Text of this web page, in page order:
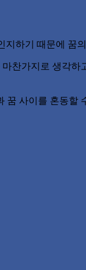
하기 때문에 꿈
찬가지로 생각
꿈 사이를 혼동할